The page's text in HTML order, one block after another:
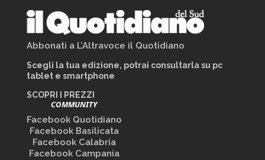
Abbonati a L’Altravoce il Quotidiano
Scegli la tua edizione, potrai consultarla su pc
tablet e smartphone
SCOPRI I PREZZI
COMMUNITY
Facebook Quotidiano
Facebook Basilicata
Facebook Calabria
Facebook Campania